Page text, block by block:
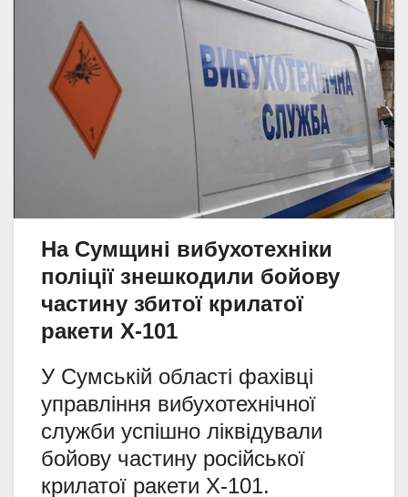
На Сумщині вибухотехніки
поліції знешкодили бойову
частину збитої крилатої
ракети Х-101
У Сумській області фахівці
управління вибухотехнічної
служби успішно ліквідували
бойову частину російської
крилатої ракети Х-101.